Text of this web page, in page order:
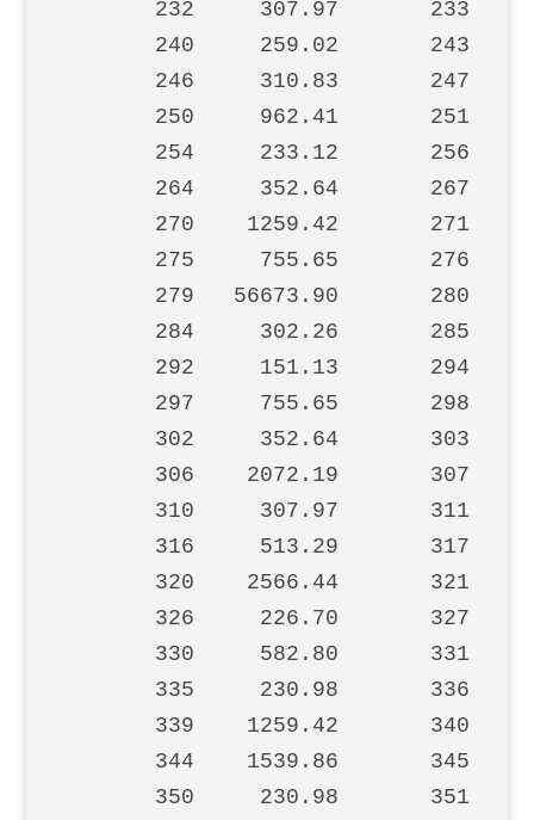
232     307.97       233
240     259.02       243
246     310.83       247
250     962.41       251
254     233.12       256
264     352.64       267
270    1259.42       271
275     755.65       276
279   56673.90       280
284     302.26       285
292     151.13       294
297     755.65       298
302     352.64       303
306    2072.19       307
310     307.97       311
316     513.29       317
320    2566.44       321
326     226.70       327
330     582.80       331
335     230.98       336
339    1259.42       340
344    1539.86       345
350     230.98       351